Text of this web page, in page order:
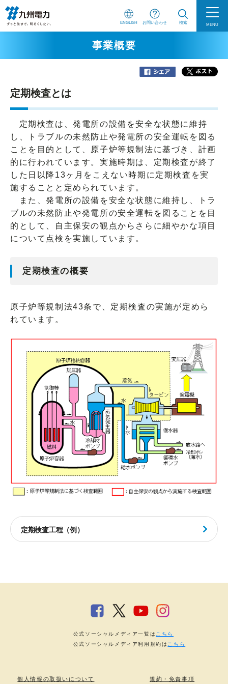
ENGLISH お問い合わせ 検索 MENU
事業概要
定期検査とは
定期検査は、発電所の設備を安全な状態に維持
し、トラブルの未然防止や発電所の安全運転を図る
ことを目的として、原子炉等規制法に基づき、計画
的に行われています。実施時期は、定期検査が終了
した日以降13ヶ月をこえない時期に定期検査を実
施することと定められています。
また、発電所の設備を安全な状態に維持し、トラ
ブルの未然防止や発電所の安全運転を図ることを目
的として、自主保安の観点からさらに細やかな項目
について点検を実施しています。
定期検査の概要
原子炉等規制法43条で、定期検査の実施が定めら
れています。
定期検査工程（例）
個人情報の取扱いについて 規約・免責事項
公式ソーシャルメディア一覧は こちら
公式ソーシャルメディア利用規約は こちら